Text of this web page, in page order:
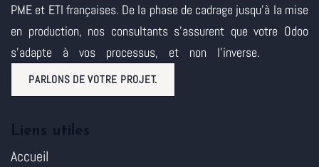
PME et ETI françaises. De la phase de cadrage jusqu'à la mise
en production, nos consultants s'assurent que votre Odoo
s'adapte à vos processus, et non l'inverse.
PARLONS DE VOTRE PROJET.
Accueil